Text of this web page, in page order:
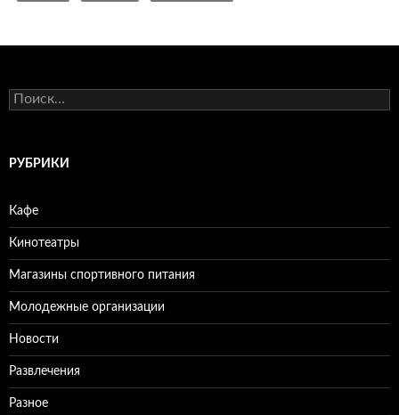
Н
а
иРУБРИКИ
Кафе
Кинотеатры
Магазины спортивного питания
Молодежные организации
Новости
Развлечения
Разное